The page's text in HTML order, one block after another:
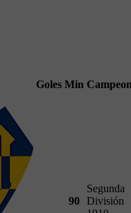
Goles Min
90
Segunda
División